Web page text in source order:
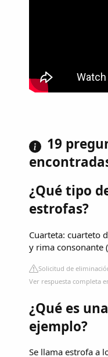
19
¿Qué tipo
estrofas?
Cuarteta: cuarteto
y rima consonante
Solicitud de
Ver respuesta completa
¿Qué es
ejemplo?
Se llama estrofa a